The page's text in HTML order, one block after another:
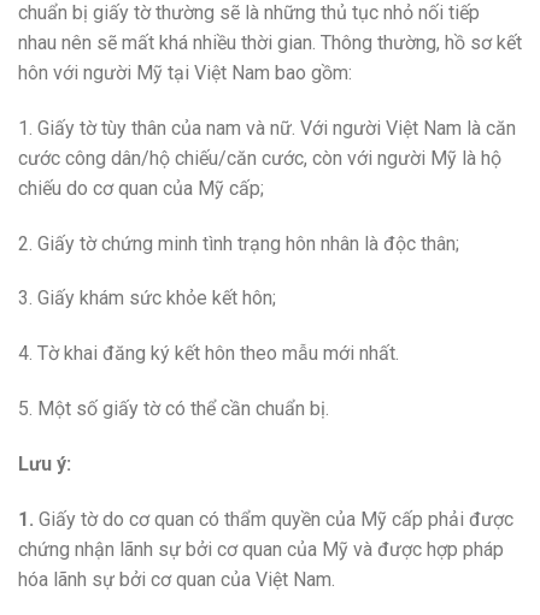
chuẩn bị giấy tờ thường sẽ là những thủ tục nhỏ nối tiếp
nhau nên sẽ mất khá nhiều thời gian. Thông thường, hồ sơ kết
hôn với người Mỹ tại Việt Nam bao gồm:
1. Giấy tờ tùy thân của nam và nữ. Với người Việt Nam là căn
cước công dân/hộ chiếu/căn cước, còn với người Mỹ là hộ
chiếu do cơ quan của Mỹ cấp;
2. Giấy tờ chứng minh tình trạng hôn nhân là độc thân;
3. Giấy khám sức khỏe kết hôn;
4. Tờ khai đăng ký kết hôn theo mẫu mới nhất.
5. Một số giấy tờ có thể cần chuẩn bị.
Lưu ý:
1. Giấy tờ do cơ quan có thẩm quyền của Mỹ cấp phải được
chứng nhận lãnh sự bởi cơ quan của Mỹ và được hợp pháp
hóa lãnh sự bởi cơ quan của Việt Nam.